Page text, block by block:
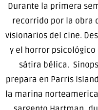
Durante la primera
recorrido por la obra
visionarios del cine.
y el horror psicológico
sátira bélica.
prepara en Parris
la marina